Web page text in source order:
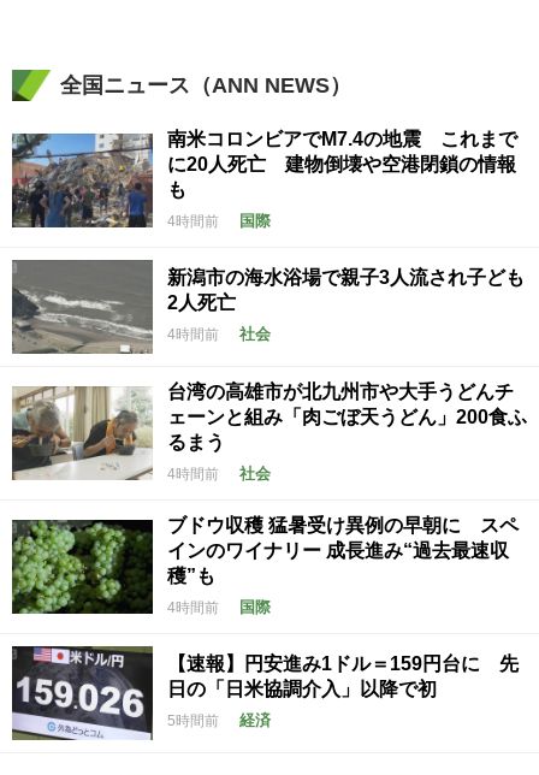
全国ニュース（ANN NEWS）
南米コロンビアでM7.4の地震 これまで
に20人死亡 建物倒壊や空港閉鎖の情報
も
4時間前 国際
新潟市の海水浴場で親子3人流され子ども
2人死亡
4時間前 社会
台湾の高雄市が北九州市や大手うどんチ
ェーンと組み「肉ごぼ天うどん」200食ふ
るまう
4時間前 社会
ブドウ収穫 猛暑受け異例の早朝に スペ
インのワイナリー 成長進み“過去最速収
穫”も
4時間前 国際
【速報】円安進み1ドル＝159円台に 先
日の「日米協調介入」以降で初
5時間前 経済